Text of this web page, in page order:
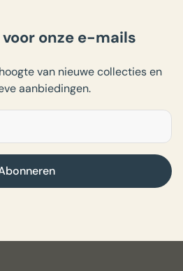
onze e-mails
van nieuwe collecties en
aanbiedingen.